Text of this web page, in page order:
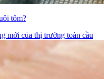
tôm?
mới của thị trường toàn cầu